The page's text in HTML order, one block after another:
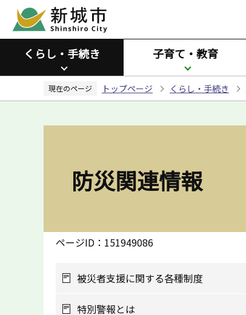
ペ
ジ
先
くらし・手続き 子育て・教育
現在のページ トップページ くらし・手続き
防災関連情報
ページID：151949086
被災者支援に関する各種制度
特別警報とは